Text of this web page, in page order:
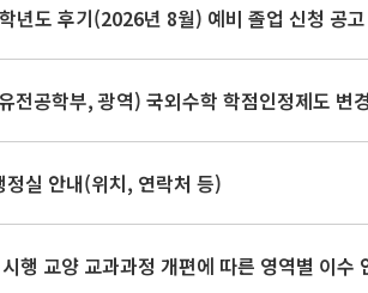
도 후기(2026년 8월) 예비 졸업 신청 공고
전공학부, 광역) 국외수학 학점인정제도 변
정실 안내(위치, 연락처 등)
행 교양 교과과정 개편에 따른 영역별 이수